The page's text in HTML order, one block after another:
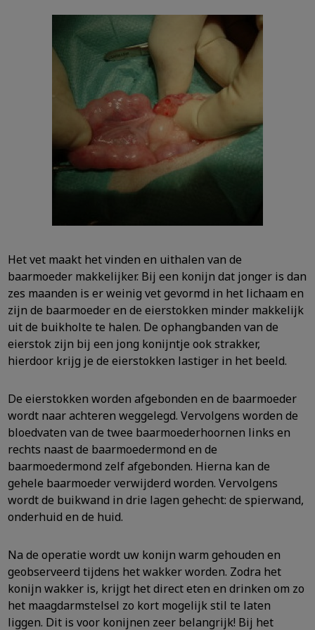
Het vet maakt het vinden en uithalen van de
baarmoeder makkelijker. Bij een konijn dat jonger is dan
zes maanden is er weinig vet gevormd in het lichaam en
zijn de baarmoeder en de eierstokken minder makkelijk
uit de buikholte te halen. De ophangbanden van de
eierstok zijn bij een jong konijntje ook strakker,
hierdoor krijg je de eierstokken lastiger in het beeld.
De eierstokken worden afgebonden en de baarmoeder
wordt naar achteren weggelegd. Vervolgens worden de
bloedvaten van de twee baarmoederhoornen links en
rechts naast de baarmoedermond en de
baarmoedermond zelf afgebonden. Hierna kan de
gehele baarmoeder verwijderd worden. Vervolgens
wordt de buikwand in drie lagen gehecht: de spierwand,
onderhuid en de huid.
Na de operatie wordt uw konijn warm gehouden en
geobserveerd tijdens het wakker worden. Zodra het
konijn wakker is, krijgt het direct eten en drinken om zo
het maagdarmstelsel zo kort mogelijk stil te laten
liggen. Dit is voor konijnen zeer belangrijk! Bij het